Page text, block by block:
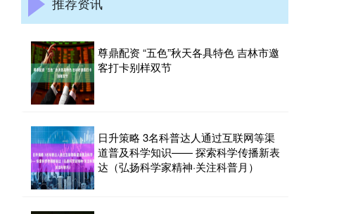
尊鼎配资 “五色”秋天各具特色 吉林市邀
客打卡别样双节
日升策略 3名科普达人通过互联网等渠
道普及科学知识—— 探索科学传播新表
达（弘扬科学家精神·关注科普月）